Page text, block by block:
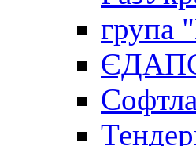
група